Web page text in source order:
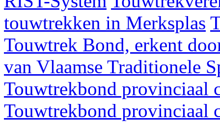
touwtrekken in Merksplas
Touwtrek Bond, erkent
van Vlaamse Traditionele
Touwtrekbond provinciaal
Touwtrekbond provinciaal